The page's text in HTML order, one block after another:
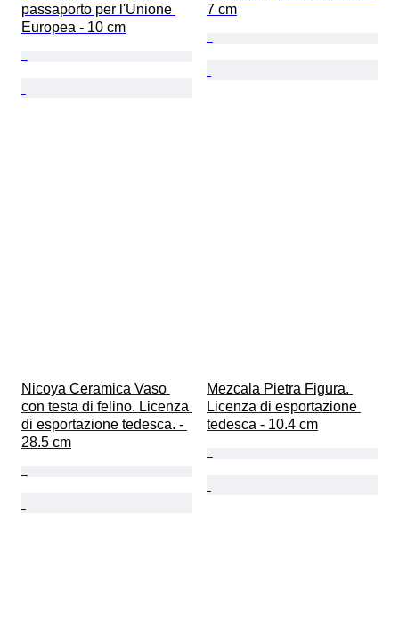
passaporto per l'Unione
Europea - 10 cm
7 cm
Nicoya Ceramica Vaso
con testa di felino. Licenza
di esportazione tedesca. -
28.5 cm
Mezcala Pietra Figura.
Licenza di esportazione
tedesca - 10.4 cm